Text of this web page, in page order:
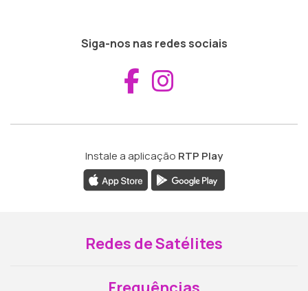
Siga-nos nas redes sociais
Aceder ao
Instale a aplicação RTP Play
Redes de Satélites